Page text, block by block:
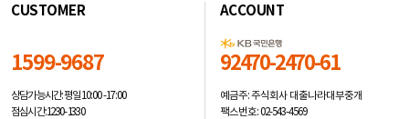
CUSTOMER
1599-9687
상담가능시간: 평일10:00 -17:00
점심시간: 12:30 - 13:30
ACCOUNT
92470-2470-61
예금주: 주식회사 대출나라대부중개
팩스번호: 02-543-4569